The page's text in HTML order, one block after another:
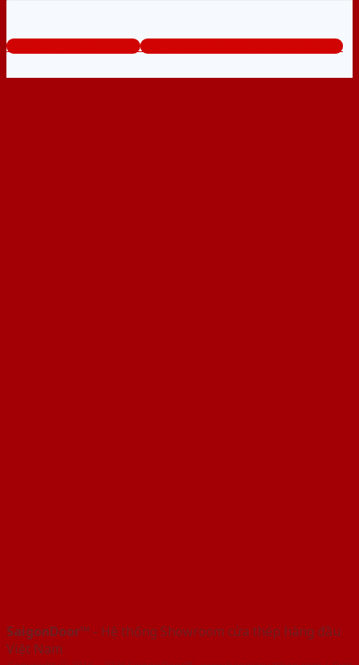
www.baogiacuathep.com Tổng đài tư vấn miễn phí: 0824.400.400
SaigonDoor™ - Hệ thống Showroom cửa thép hàng đầu
Việt Nam